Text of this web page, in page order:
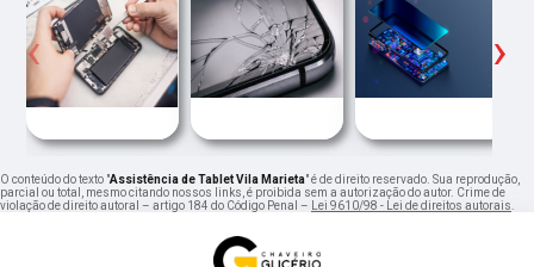
‹ ›
O conteúdo do texto "Assistência de Tablet Vila Marieta" é de direito reservado. Sua reprodução,
parcial ou total, mesmo citando nossos links, é proibida sem a autorização do autor. Crime de
violação de direito autoral – artigo 184 do Código Penal – Lei 9610/98 - Lei de direitos autorais.